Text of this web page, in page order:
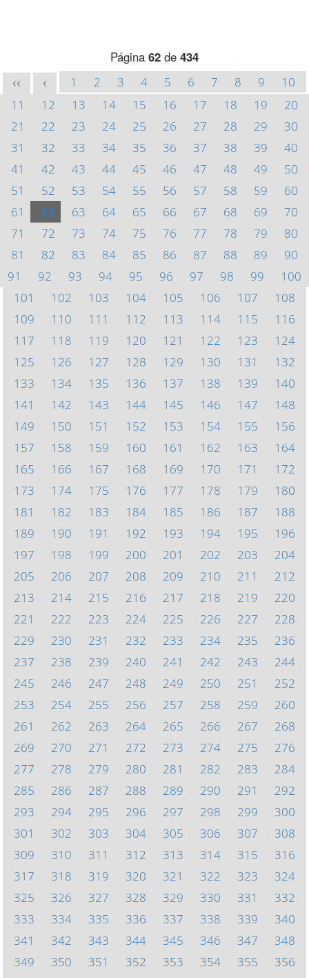
Página 62 de 434
<< < 1 2 3 4 5 6 7 8 9
10
11
12 13 14 15 16 17 18 19
20
21
22 23 24 25 26 27 28 29
30
31
32 33 34 35 36 37 38 39
40
41
42 43 44 45 46 47 48 49
50
51
52 53 54 55 56 57 58 59
60
61
62 63 64 65 66 67 68 69
70
71
72 73 74 75 76 77 78 79
80
81
82 83 84 85 86 87 88 89
90
91
92 93 94 95 96 97 98 99
100
101
102 103 104 105 106 107
108
109
110 111 112 113 114 115
116
117
118 119 120 121 122 123
124
125
126 127 128 129 130 131
132
133
134 135 136 137 138 139
140
141
142 143 144 145 146 147
148
149
150 151 152 153 154 155
156
157
158 159 160 161 162 163
164
165
166 167 168 169 170 171
172
173
174 175 176 177 178 179
180
181
182 183 184 185 186 187
188
189
190 191 192 193 194 195
196
197
198 199 200 201 202 203
204
205
206 207 208 209 210 211
212
213
214 215 216 217 218 219
220
221
222 223 224 225 226 227
228
229
230 231 232 233 234 235
236
237
238 239 240 241 242 243
244
245
246 247 248 249 250 251
252
253
254 255 256 257 258 259
260
261
262 263 264 265 266 267
268
269
270 271 272 273 274 275
276
277
278 279 280 281 282 283
284
285
286 287 288 289 290 291
292
293
294 295 296 297 298 299
300
301
302 303 304 305 306 307
308
309
310 311 312 313 314 315
316
317
318 319 320 321 322 323
324
325
326 327 328 329 330 331
332
333
334 335 336 337 338 339
340
341
342 343 344 345 346 347
348
349
350 351 352 353 354 355
356